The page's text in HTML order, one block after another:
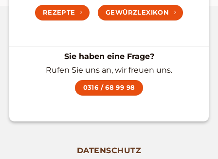
REZEPTE GEWÜRZLEXIKON
Sie haben eine Frage?
Rufen Sie uns an, wir freuen uns.
0316 / 68 99 98
DATENSCHUTZ